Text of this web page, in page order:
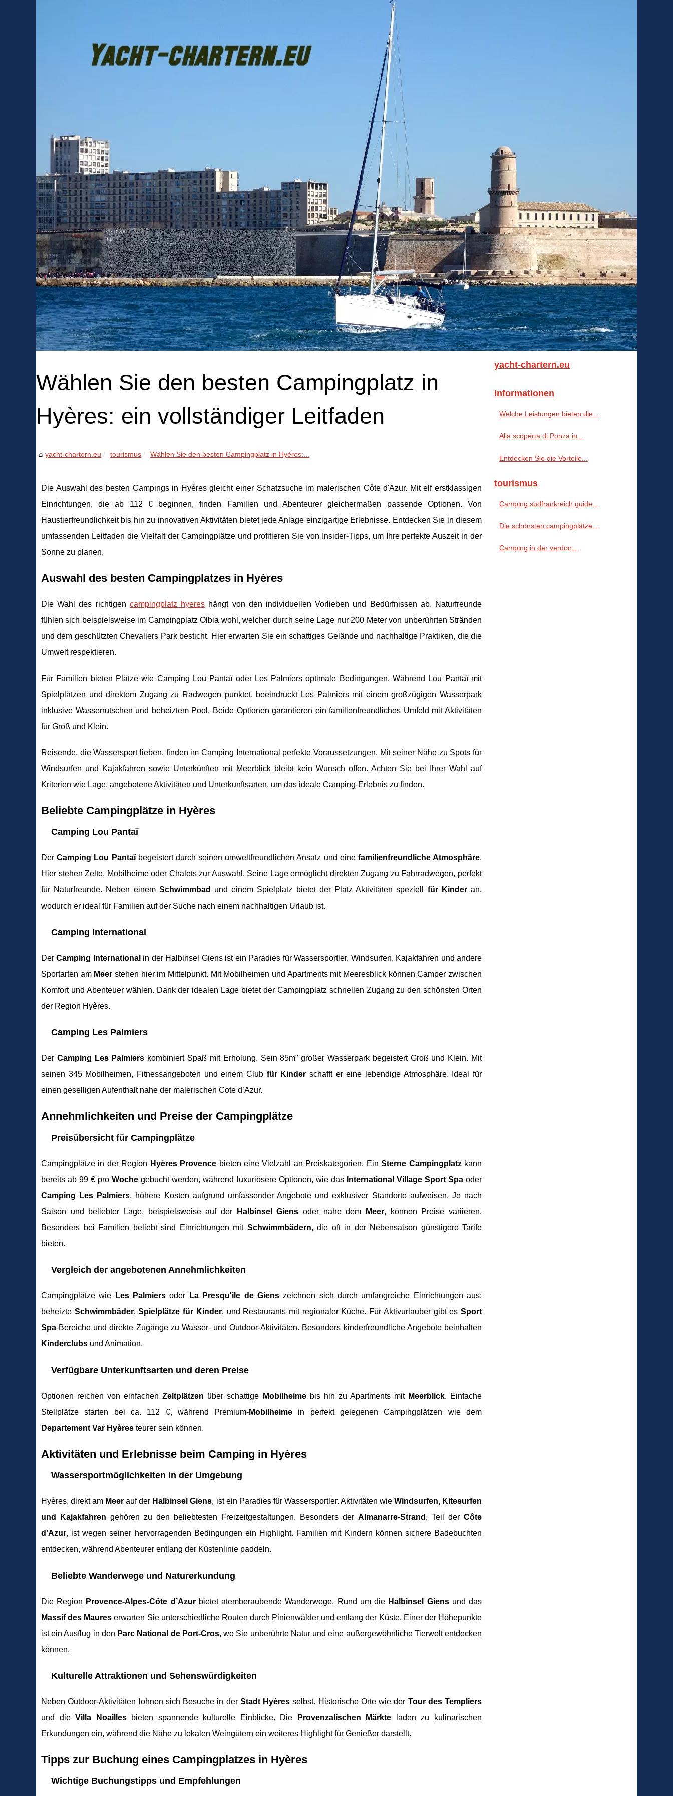
Wählen Sie den besten Campingplatz in
Hyères: ein vollständiger Leitfaden
yacht-chartern.eu tourismus Wählen Sie den besten Campingplatz in Hyères:...
Die Auswahl des besten Campings in Hyères gleicht einer Schatzsuche im malerischen Côte d'Azur. Mit elf erstklassigen
Einrichtungen, die ab 112 € beginnen, finden Familien und Abenteurer gleichermaßen passende Optionen. Von
Haustierfreundlichkeit bis hin zu innovativen Aktivitäten bietet jede Anlage einzigartige Erlebnisse. Entdecken Sie in diesem
umfassenden Leitfaden die Vielfalt der Campingplätze und profitieren Sie von Insider-Tipps, um Ihre perfekte Auszeit in der
Sonne zu planen.
Auswahl des besten Campingplatzes in Hyères
Die Wahl des richtigen campingplatz hyeres hängt von den individuellen Vorlieben und Bedürfnissen ab. Naturfreunde
fühlen sich beispielsweise im Campingplatz Olbia wohl, welcher durch seine Lage nur 200 Metervon unberührten Stränden
und dem geschützten Chevaliers Park besticht. Hier erwarten Sie ein schattiges Gelände und nachhaltige Praktiken, die die
Umwelt respektieren.
Für Familien bieten Plätze wie Camping Lou Pantaï oder Les Palmiers optimale Bedingungen. Während Lou Pantaï mit
Spielplätzen und direktem Zugang zu Radwegen punktet, beeindruckt Les Palmiers mit einem großzügigen Wasserpark
inklusive Wasserrutschen und beheiztem Pool. Beide Optionen garantieren ein familienfreundliches Umfeld mit Aktivitäten
für Groß und Klein.
Reisende, die Wassersport lieben, finden im Camping International perfekte Voraussetzungen. Mit seiner Nähe zu Spots für
Windsurfen und Kajakfahren sowie Unterkünften mit Meerblick bleibt kein Wunsch offen. Achten Sie bei Ihrer Wahl auf
Kriterien wie Lage, angebotene Aktivitäten und Unterkunftsarten, um das ideale Camping-Erlebnis zu finden.
Beliebte Campingplätze in Hyères
Camping Lou Pantaï
DerCamping Lou Pantaïbegeistert durch seinen umweltfreundlichen Ansatz und eine familienfreundliche Atmosphäre.
Hier stehen Zelte, Mobilheime oder Chalets zur Auswahl. Seine Lage ermöglicht direkten Zugang zu Fahrradwegen, perfekt
für Naturfreunde. Neben einem Schwimmbad und einem Spielplatz bietet der Platz Aktivitäten speziell für Kinderan,
wodurch er ideal für Familien auf der Suche nach einem nachhaltigen Urlaub ist.
Camping International
DerCamping International in der Halbinsel Giens ist ein Paradies für Wassersportler. Windsurfen, Kajakfahren und andere
Sportarten am Meer stehen hier im Mittelpunkt. Mit Mobilheimen und Apartments mit Meeresblick können Camper zwischen
Komfort und Abenteuer wählen. Dank der idealen Lage bietet der Campingplatz schnellen Zugang zu den schönsten Orten
der Region Hyères.
Camping Les Palmiers
Der Camping Les Palmiers kombiniert Spaß mit Erholung. Sein 85m² großer Wasserpark begeistert Groß und Klein. Mit
seinen 345 Mobilheimen, Fitnessangeboten und einem Club für Kinder schafft er eine lebendige Atmosphäre. Ideal für
einen geselligen Aufenthalt nahe der malerischen Cote d’Azur.
Annehmlichkeiten und Preise der Campingplätze
Preisübersicht für Campingplätze
Campingplätze in der Region Hyères Provence bieten eine Vielzahl an Preiskategorien. EinSterne Campingplatzkann
bereits ab 99 € proWoche gebucht werden, während luxuriösere Optionen, wie das International Village Sport Spaoder
Camping Les Palmiers, höhere Kosten aufgrund umfassender Angebote und exklusiver Standorte aufweisen. Je nach
Saison und beliebter Lage, beispielsweise auf der
Halbinsel Giens oder nahe dem Meer, können Preise variieren.
Besonders bei Familien beliebt sind Einrichtungen mit Schwimmbädern, die oft in der Nebensaison günstigere Tarife
bieten.
Vergleich der angebotenen Annehmlichkeiten
Campingplätze wie Les Palmiers oder La Presqu'ile de Gienszeichnen sich durch umfangreiche Einrichtungen aus:
beheizte Schwimmbäder,Spielplätze für Kinder, und Restaurants mit regionaler Küche. Für Aktivurlauber gibt esSport
Spa-Bereiche und direkte Zugänge zu Wasser- und Outdoor-Aktivitäten. Besonders kinderfreundliche Angebote beinhalten
Kinderclubs und Animation.
Verfügbare Unterkunftsarten und deren Preise
Optionen reichen von einfachenZeltplätzen über schattige Mobilheimebis hin zu Apartments mit Meerblick. Einfache
Stellplätze starten bei ca. 112 €, während Premium-Mobilheime in perfekt gelegenen Campingplätzen wie dem
Departement Var Hyères teurer sein können.
Aktivitäten und Erlebnisse beim Camping in Hyères
Wassersportmöglichkeiten in der Umgebung
Hyères, direkt am Meer auf der Halbinsel Giens, ist ein Paradies für Wassersportler. Aktivitäten wie Windsurfen, Kitesurfen
und Kajakfahren gehören zu den beliebtesten Freizeitgestaltungen. Besonders der Almanarre-Strand , Teil der Côte
d’Azur, ist wegen seiner hervorragenden Bedingungen ein Highlight. Familien mit Kindern können sichere Badebuchten
entdecken, während Abenteurer entlang der Küstenlinie paddeln.
Beliebte Wanderwege und Naturerkundung
Die Region Provence-Alpes-Côte d’Azurbietet atemberaubende Wanderwege. Rund um die Halbinsel Giensund das
Massif des Maures erwarten Sie unterschiedliche Routen durch Pinienwälder und entlang der Küste. Einer der Höhepunkte
ist ein Ausflug in den Parc National de Port-Cros, wo Sie unberührte Natur und eine außergewöhnliche Tierwelt entdecken
können.
Kulturelle Attraktionen und Sehenswürdigkeiten
Neben Outdoor-Aktivitäten lohnen sich Besuche in der Stadt Hyères selbst. Historische Orte wie der Tour des Templiers
und dieVilla Noaillesbieten spannende kulturelle Einblicke. Die Provenzalischen Märkte laden zu kulinarischen
Erkundungen ein, während die Nähe zu lokalen Weingütern ein weiteres Highlight für Genießer darstellt.
Tipps zur Buchung eines Campingplatzes in Hyères
Wichtige Buchungstipps und Empfehlungen
yacht-chartern.eu
Informationen
Welche Leistungen bieten die...
Alla scoperta di Ponza in...
Entdecken Sie die Vorteile...
tourismus
Camping südfrankreich guide...
Die schönsten campingplätze...
Camping in der verdon...